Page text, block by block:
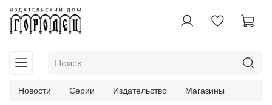
Новости Серии Издательство Магазины